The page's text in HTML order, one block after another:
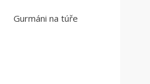
Gurmáni na túře